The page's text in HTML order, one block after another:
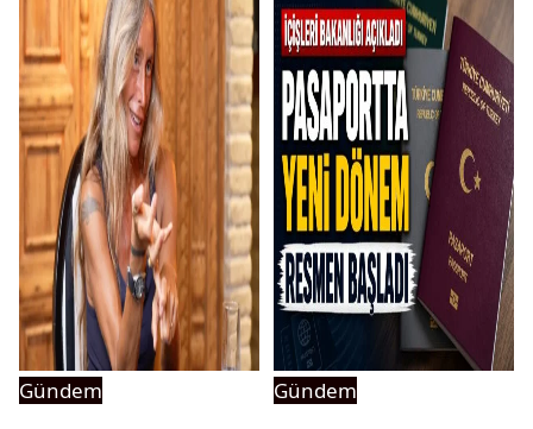
Gündem
Gündem